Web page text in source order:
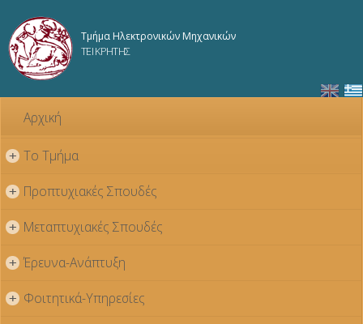
κυρίως
Τμήμα Ηλεκτρονικών Μηχανικών
ΤΕΙ ΚΡΗΤΗΣ
Αρχική
+ Το Τμήμα
+ Προπτυχιακές Σπουδές
+ Μεταπτυχιακές Σπουδές
+ Έρευνα-Ανάπτυξη
+ Φοιτητικά-Υπηρεσίες